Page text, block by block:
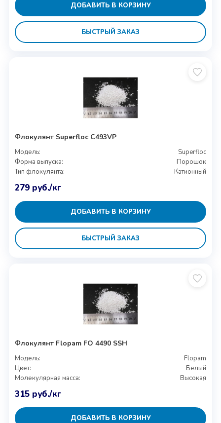
ДОБАВИТЬ В КОРЗИНУ
БЫСТРЫЙ ЗАКАЗ
Флокулянт Superfloc C493VP
Модель:
Superfloc
Форма выпуска:
Порошок
Тип флокулянта:
Катионный
279 руб./кг
ДОБАВИТЬ В КОРЗИНУ
БЫСТРЫЙ ЗАКАЗ
Флокулянт Flopam FO 4490 SSH
Модель:
Flopam
Цвет:
Белый
Молекулярная масса:
Высокая
315 руб./кг
ДОБАВИТЬ В КОРЗИНУ